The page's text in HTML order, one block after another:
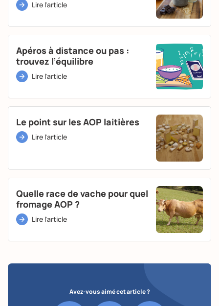
Lire l'article
Apéros à distance ou pas :
trouvez l’équilibre
Lire l'article
Le point sur les AOP laitières
Lire l'article
Quelle race de vache pour quel
fromage AOP ?
Lire l'article
Avez-vous aimé cet article ?